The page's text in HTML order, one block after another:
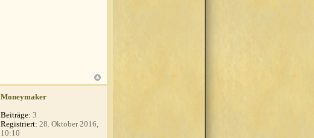
Moneymaker
Beiträge: 3
Registriert: 28. Oktober 2016,
10:10